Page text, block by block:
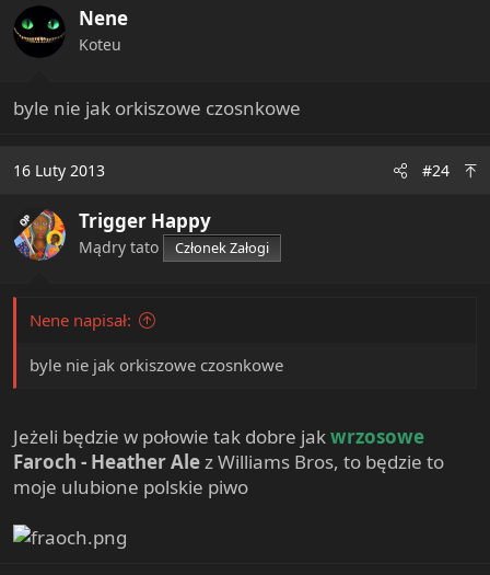
Nene
Koteu
byle nie jak orkiszowe czosnkowe
16 Luty 2013 #24
OP Trigger Happy
Mądry tato Członek Załogi
Nene napisał:
byle nie jak orkiszowe czosnkowe
Jeżeli będzie w połowie tak dobre jakwrzosowe
Faroch - Heather Ale z Williams Bros, to będzie to
moje ulubione polskie piwo